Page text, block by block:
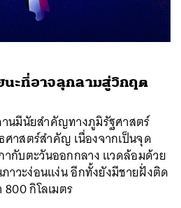
นะที่อาจลุกลามสู่วิกฤต
านมีนัยสำคัญทางภูมิรัฐศาสตร์
าสตร์สำคัญ เนื่องจากเป็นจุด
ากับตะวันออกกลาง แวดล้อมด้วย
าวะง่อนแง่น อีกทั้งยังมีชายฝั่งติด
กิโลเมตร